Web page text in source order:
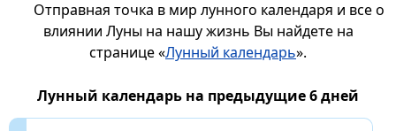
Отправная точка в мир лунного календаря и все о
влиянии Луны на нашу жизнь Вы найдете на
странице «Лунный календарь».
Лунный календарь на предыдущие 6 дней